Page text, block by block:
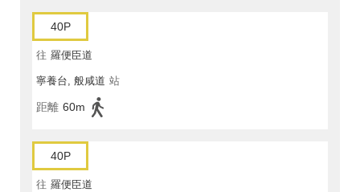
40P
往 羅便臣道
寧養台, 般咸道 站
距離 60m
40P
往 羅便臣道